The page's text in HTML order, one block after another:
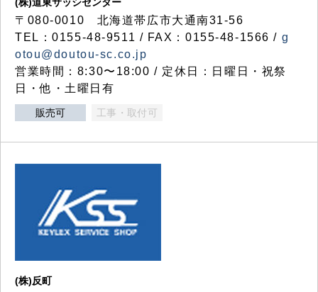
〒080-0010 北海道帯広市大通南31-56
TEL：0155-48-9511 / FAX：0155-48-1566 / g
otou@doutou-sc.co.jp
営業時間：8:30〜18:00 / 定休日：日曜日・祝祭
日・他・土曜日有
販売可 工事・取付可
(株)反町